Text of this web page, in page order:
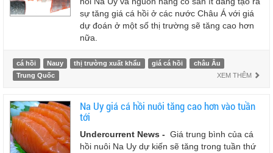
sự tăng giá cá hồi ở các nước Châu Á với giá
dự đoán ở một số thị trường sẽ tăng cao hơn
nữa.
cá hồi Nauy thị trường xuất khẩu giá cá hồi
châu Âu
Trung Quốc
XEM THÊM
Na Uy giá cá hồi nuôi tăng cao hơn vào tuần
tới
Undercurrent News - Giá trung bình của cá
hồi nuôi Na Uy dự kiến sẽ tăng trong tuần thứ